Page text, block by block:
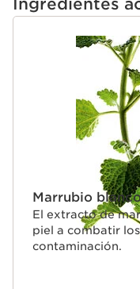
Ingredientes
IR AL CONTENIDO
Marrubio
El extracto de
piel a combatir
contaminación.